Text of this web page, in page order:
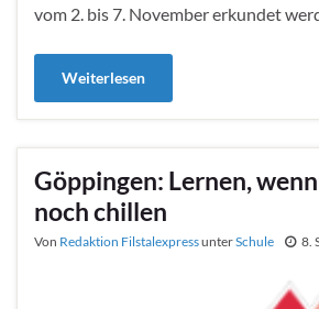
vom 2. bis 7. November erkundet
Weiterlesen
Göppingen: Lernen,
noch chillen
Von Redaktion FilstalexpressunterSchule 8.